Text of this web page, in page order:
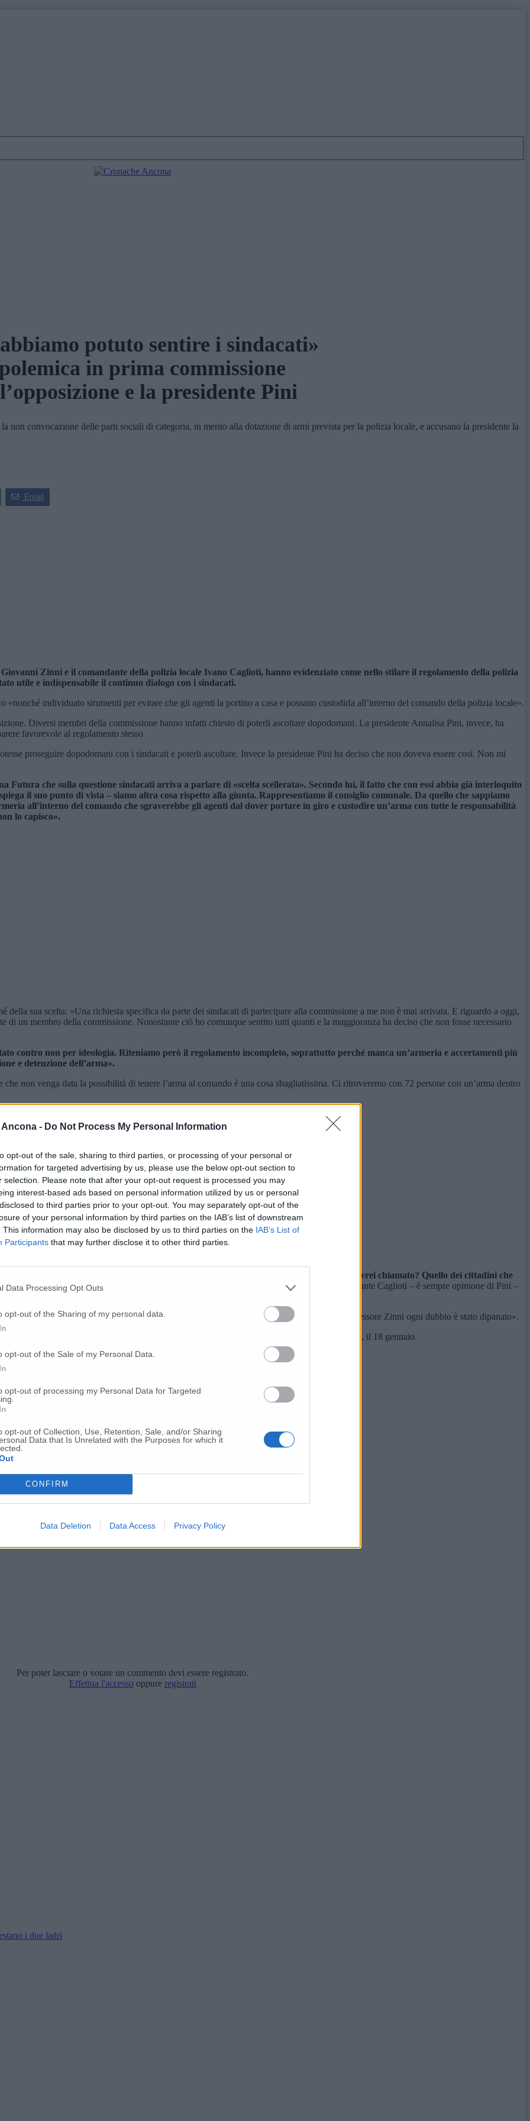
- Do Not Process My Personal Information
opt-out of the sale, sharing to third parties, or processing of your personal or
for targeted advertising by us, please use the below opt-out section to
selection. Please note that after your opt-out request is processed you may
interest-based ads based on personal information utilized by us or personal
to third parties prior to your opt-out. You may separately opt-out of the
of your personal information by third parties on the IAB’s list of downstream
This information may also be disclosed by us to third parties on the IAB’s List of
Participants that may further disclose it to other third parties.
Data Processing Opt Outs
opt-out of the Sharing of my personal data.
opt-out of the Sale of my Personal Data.
opt-out of processing my Personal Data for Targeted
opt-out of Collection, Use, Retention, Sale, and/or Sharing
Data that Is Unrelated with the Purposes for which it
CONFIRM
Data Deletion Data Access Privacy Policy
potuto sentire i sindacati»
in prima commissione
e la presidente Pini
convocazione delle parti sociali di categoria, in merito alla dotazione di armi prevista per la polizia locale, e accusano la presidente la
Email
Zinni e il comandante della polizia locale Ivano Caglioti, hanno evidenziato come nello stilare il regolamento della polizia
utile e indispensabile il continuo dialogo con i sindacati.
individuato strumenti per evitare che gli agenti la portino a casa e possano custodirla all’interno del comando della polizia locale».
Diversi membri della commissione hanno infatti chiesto di poterli ascoltare dopodomani. La presidente Annalisa Pini, invece, ha
favorevole al regolamento stesso
proseguire dopodomani con i sindacati e poterli ascoltare. Invece la presidente Pini ha deciso che non doveva essere così. Non mi
Futura che sulla questione sindacati arriva a parlare di «scelta scellerata». Secondo lui, il fatto che con essi abbia già interloquito
il suo punto di vista – siamo altra cosa rispetto alla giunta. Rappresentiamo il consiglio comunale. Da quello che sappiamo
all’interno del comando che sgraverebbe gli agenti dal dover portare in giro e custodire un’arma con tutte le responsabilità
lo capisco».
della sua scelta: «Una richiesta specifica da parte dei sindacati di partecipare alla commissione a me non è mai arrivata. E riguardo a oggi,
di un membro della commissione. Nonostante ciò ho comunque sentito tutti quanti e la maggioranza ha deciso che non fosse necessario
contro non per ideologia. Riteniamo però il regolamento incompleto, soprattutto perché manca un’armeria e accertamenti più
e detenzione dell’arma».
non venga data la possibilità di tenere l’arma al comando è una cosa sbagliatissima. Ci ritroveremo con 72 persone con un’arma dentro
del gruppo Civitas Civici e controbatte ai colleghi: «Sapete quale sindacato avrei chiamato? Quello dei cittadini che
dei giustizieri come invece qualcuno vuol far passare».
«L’assessore Zinni e il comandante Caglioti – è sempre opinione di Pini –
potrà essere utilizzata, vale a dire pericolo imminente e legittima difesa».
ha ribadire quanto «fossi scettico, ma dopo le spiegazioni del comandante Caglioti e dell’assessore Zinni ogni dubbio è stato dipanato».
polizia municipale passerà adesso al vaglio del consiglio comunale, per la definitiva delibera, il 18 gennaio.
Per poter lasciare o votare un commento devi essere registrato.
Effettua l'accesso oppure registrati
i due ladri